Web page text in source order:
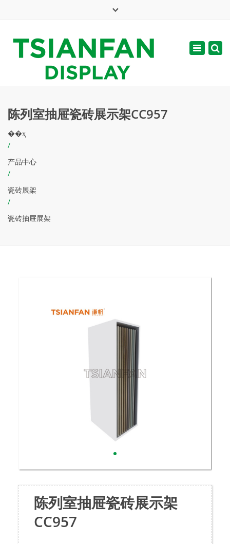
周一 - 周六: 7:00 - 17:00
Toggle
陈列室抽屉瓷砖展示架CC957
��ҳ
/
产品中心
/
瓷砖展架
/
瓷砖抽屉展架
陈列室抽屉瓷砖展示架
CC957